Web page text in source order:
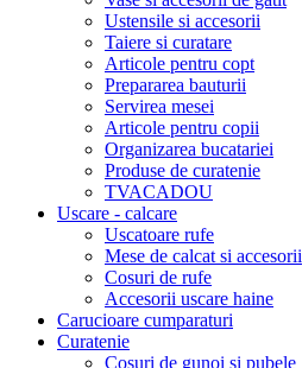
Ustensile si accesorii
Taiere si curatare
Articole pentru copt
Prepararea bauturii
Servirea mesei
Articole pentru copii
Organizarea bucatariei
Produse de curatenie
TVACADOU
Uscare - calcare
Uscatoare rufe
Mese de calcat si accesorii
Cosuri de rufe
Accesorii uscare haine
Carucioare cumparaturi
Curatenie
Cosuri de gunoi si pubele